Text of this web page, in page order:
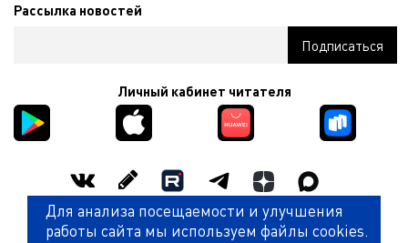
Рассылка новостей
Личный кабинет читателя
Оценить работу библиотеки
Для анализа посещаемости и улучшения
работы сайта мы используем файлы cookies.